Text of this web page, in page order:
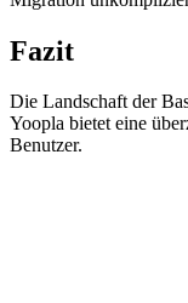
Fazit
Die Landschaft der
Yoopla bietet eine
Benutzer.